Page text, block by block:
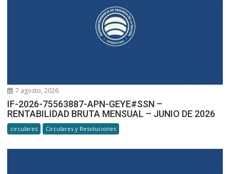
7 agosto, 2026
IF-2026-75563887-APN-GEYE#SSN –
RENTABILIDAD BRUTA MENSUAL – JUNIO DE 2026
circulares Circulares y Resoluciones